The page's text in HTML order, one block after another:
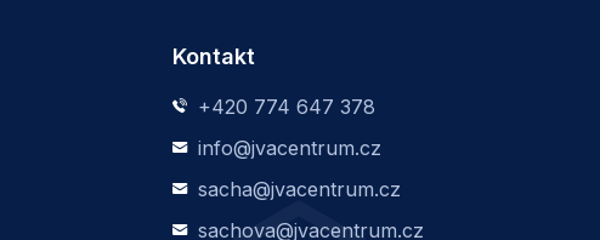
Kontakt
+420 774 647 378
info@jvacentrum.cz
sacha@jvacentrum.cz
sachova@jvacentrum.cz